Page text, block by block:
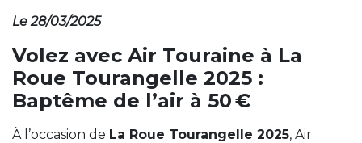
Le 28/03/2025
Volez avec Air Touraine à La
Roue Tourangelle 2025 :
Baptême de l’air à 50 €
À l’occasion de La Roue Tourangelle 2025, Air